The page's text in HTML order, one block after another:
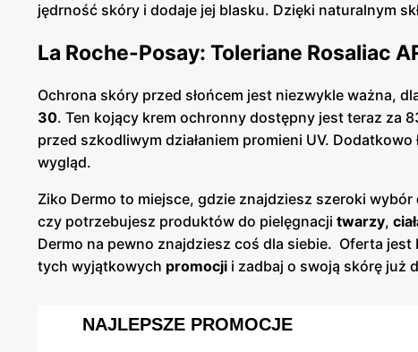
jędrność skóry i dodaje jej blasku. Dzięki naturalnym
La Roche-Posay: Toleriane Rosaliac
Ochrona skóry przed słońcem jest niezwykle ważna,
30. Ten kojący krem ochronny dostępny jest teraz za
przed szkodliwym działaniem promieni UV.
wygląd.
Ziko Dermo to miejsce, gdzie znajdziesz szeroki wybór
czy potrzebujesz produktów do pielęgnacji twarzy,
Dermo na pewno znajdziesz coś dla siebie. Oferta
tych wyjątkowych promocji i zadbaj o swoją skórę już